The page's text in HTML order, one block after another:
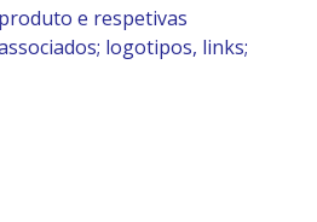
e respetivas
logotipos, links;